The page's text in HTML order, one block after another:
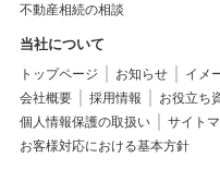
不動産相続の相談
当社について
トップページ お知らせ イメ
会社概要
採用情報 お役立ち
個人情報保護の取扱い
サイト
お客様対応における基本方針